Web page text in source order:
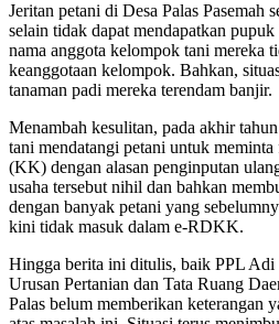
Jeritan petani di Desa Palas Pasemah
selain tidak dapat mendapatkan
nama anggota kelompok tani mereka
keanggotaan kelompok. Bahkan,
tanaman padi mereka terendam banjir.
Menambah kesulitan, pada akhir
tani mendatangi petani untuk
(KK) dengan alasan penginputan
usaha tersebut nihil dan bahkan
dengan banyak petani yang
kini tidak masuk dalam e-RDKK.
Hingga berita ini ditulis, baik PPL
Urusan Pertanian dan Tata Ruang
Palas belum memberikan keterangan